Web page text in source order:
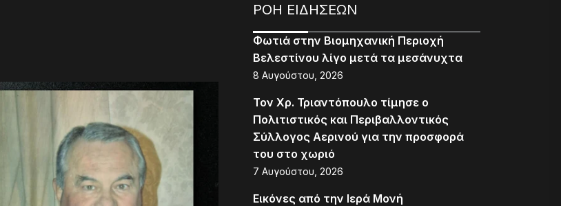
ΡΟΗ ΕΙΔΗΣΕΩΝ
Φωτιά στην Βιομηχανική Περιοχή
Βελεστίνου λίγο μετά τα μεσάνυχτα
8 Αυγούστου, 2026
Τον Χρ. Τριαντόπουλο τίμησε ο
Πολιτιστικός και Περιβαλλοντικός
Σύλλογος Αερινού για την προσφορά
του στο χωριό
7 Αυγούστου, 2026
Εικόνες από την Ιερά Μονή